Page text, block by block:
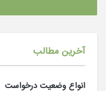
آخرین مطالب
انواع وضعیت درخواست